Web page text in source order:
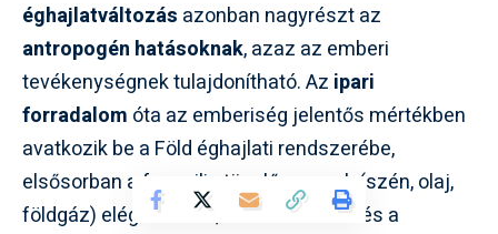
éghajlatváltozás azonban nagyrészt az
antropogén hatásoknak, azaz az emberi
tevékenységnek tulajdonítható. Az ipari
forradalom óta az emberiség jelentős mértékben
avatkozik be a Föld éghajlati rendszerébe,
elsősorban a fosszilis tüzelőanyagok (szén, olaj,
földgáz) elégetésével, az erdőirtással és a